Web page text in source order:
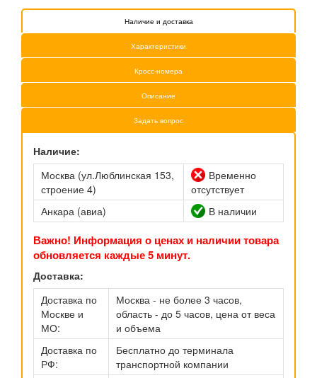
Наличие и доставка
Характеристики
Кросс-номера
Описание
Задать вопрос
Наличие:
Москва (ул.Люблинская 153,
строение 4)
Временно
отсутствует
Анкара (авиа)
В наличии
Важно! Информация о ценах и наличии товара
обновляется каждые 5 минут.
Доставка:
Доставка по
Москве и
МО:
Москва - не более 3 часов,
область - до 5 часов, цена от веса
и объема
Доставка по
РФ:
Бесплатно до терминала
транспортной компании